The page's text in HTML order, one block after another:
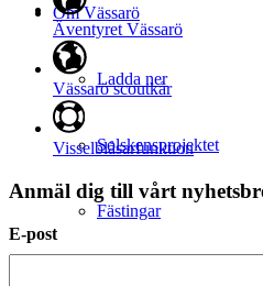
Om Vässarö
Ladda ner
Solskensprojektet
Fästingar
Äventyret Vässarö
Vässarö scoutkår
Visselblåsarfunktion
Anmäl dig till vårt
E-post